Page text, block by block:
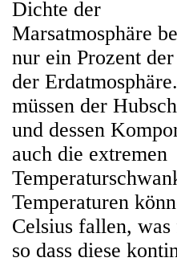
Dichte der
Marsatmosphäre
nur ein Prozent
der
müssen der
und dessen
auch die extremen
Temperaturen
Celsius fallen,
so dass diese